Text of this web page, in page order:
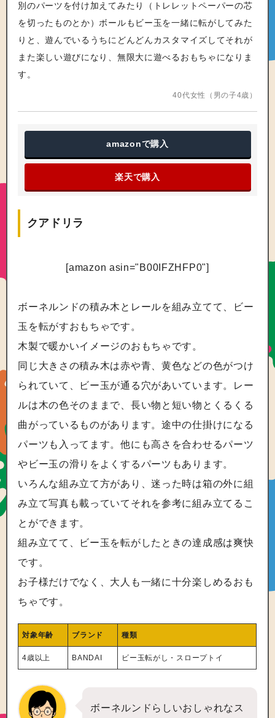
別のパーツを付け加えてみたり（トレレットペーパーの芯
を切ったものとか）ボールもビー玉を一緒に転がしてみた
りと、遊んでいるうちにどんどんカスタマイズしてそれが
また楽しい遊びになり、無限大に遊べるおもちゃになりま
す。
40代女性（男の子4歳）
amazonで購入
楽天で購入
クアドリラ
[amazon asin="B00IFZHFP0"]
ボーネルンドの積み木とレールを組み立てて、ビー
玉を転がすおもちゃです。
木製で暖かいイメージのおもちゃです。
同じ大きさの積み木は赤や青、黄色などの色がつけ
られていて、ビー玉が通る穴があいています。レー
ルは木の色そのままで、長い物と短い物とくるくる
曲がっているものがあります。途中の仕掛けになる
パーツも入ってます。他にも高さを合わせるパーツ
やビー玉の滑りをよくするパーツもあります。
いろんな組み立て方があり、迷った時は箱の外に組
み立て写真も載っていてそれを参考に組み立てるこ
とができます。
組み立てて、ビー玉を転がしたときの達成感は爽快
です。
お子様だけでなく、大人も一緒に十分楽しめるおも
ちゃです。
対象年齢 ブランド 種類
4歳以上 BANDAI ビー玉転がし・スロープトイ
ボーネルンドらしいおしゃれなス